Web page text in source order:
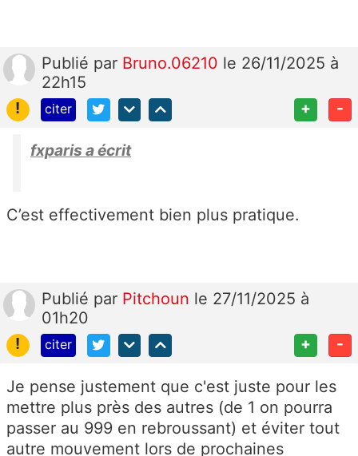
Publié par Bruno.06210 le 26/11/2025 à
22h15
!
citer + -
fxparis a écrit
C’est effectivement bien plus pratique.
Publié par Pitchoun le 27/11/2025 à
01h20
!
citer + -
Je pense justement que c'est juste pour les
mettre plus près des autres (de 1 on pourra
passer au 999 en rebroussant) et éviter tout
autre mouvement lors de prochaines